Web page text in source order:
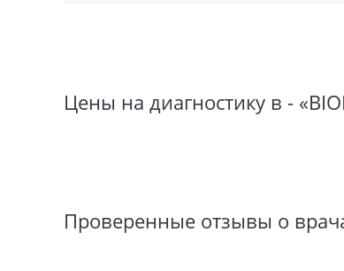
Цены на диагностику в -
Проверенные отзывы о